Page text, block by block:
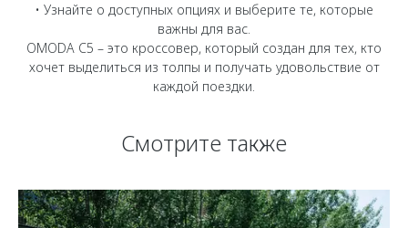
• Узнайте о доступных опциях и выберите те, которые
важны для вас.
OMODA C5 – это кроссовер, который создан для тех, кто
хочет выделиться из толпы и получать удовольствие от
каждой поездки.
Смотрите также